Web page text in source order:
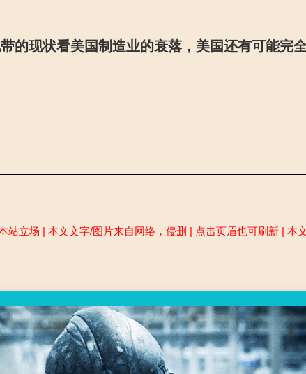
的现状看美国制造业的衰落，美国还有可能完
站立场 | 本文文字/图片来自网络，侵删 | 点击页眉也可刷新 | 本